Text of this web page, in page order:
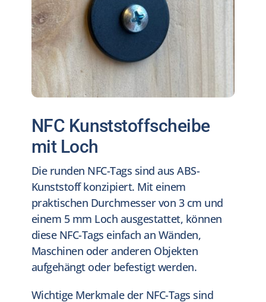
NFC Kunststoffscheibe
mit Loch
Die runden NFC-Tags sind aus ABS-
Kunststoff konzipiert. Mit einem
praktischen Durchmesser von 3 cm und
einem 5 mm Loch ausgestattet, können
diese NFC-Tags einfach an Wänden,
Maschinen oder anderen Objekten
aufgehängt oder befestigt werden.
Wichtige Merkmale der NFC-Tags sind